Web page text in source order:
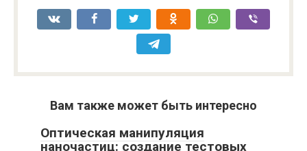
Вам также может быть интересно
Оптическая манипуляция
наночастиц: создание тестовых